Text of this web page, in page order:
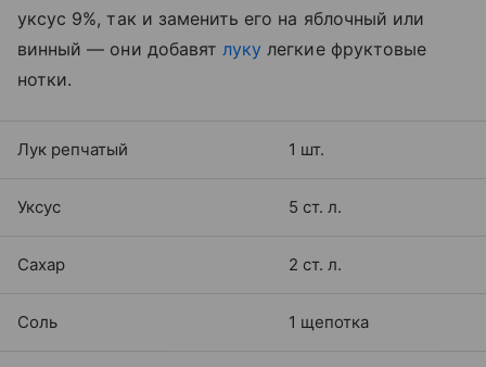
уксус 9%, так и заменить его на яблочный или
винный — они добавят луку легкие фруктовые
нотки.
Лук репчатый 1 шт.
Уксус 5 ст. л.
Сахар 2 ст. л.
Соль 1 щепотка